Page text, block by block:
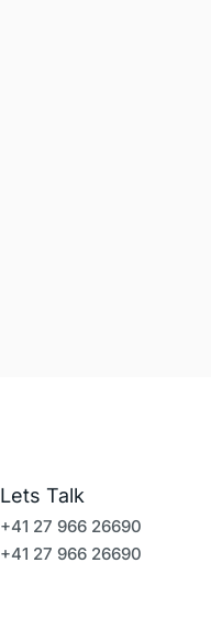
Lets Talk
+41 27 966 26690
+41 27 966 26690